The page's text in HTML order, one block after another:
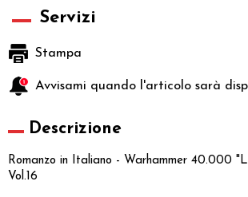
Servizi
Stampa
Avvisami quando l'articolo sarà
Descrizione
Romanzo in Italiano - Warhammer 40.000
Vol.16